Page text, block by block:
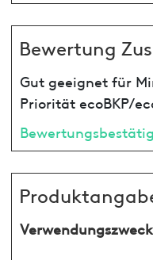
Bewertung
Gut geeignet für
Priorität ecoBKP/
Verwendungszweck